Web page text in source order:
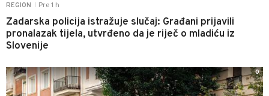
REGION Pre 1 h
Zadarska policija istražuje slučaj: Građani prijavili
pronalazak tijela, utvrđeno da je riječ o mladiću iz
Slovenije
0